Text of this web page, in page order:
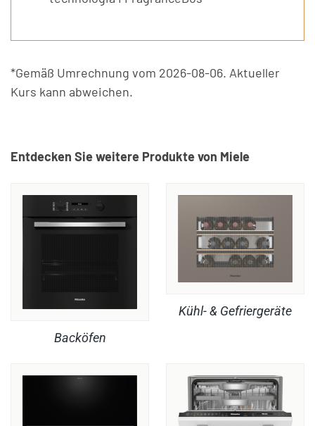
*Gemäß Umrechnung vom 2026-08-06. Aktueller
Kurs kann abweichen.
Entdecken Sie weitere Produkte von Miele
Backöfen
Kühl- & Gefriergeräte